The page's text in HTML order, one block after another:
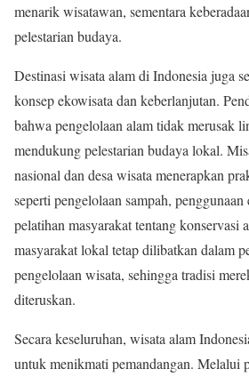
menarik wisatawan, sementara
pelestarian budaya.
Destinasi wisata alam di Indonesia juga
konsep ekowisata dan keberlanjutan.
bahwa pengelolaan alam tidak merusak
mendukung pelestarian budaya lokal.
nasional dan desa wisata menerapkan
seperti pengelolaan sampah,
pelatihan masyarakat tentang konservasi
masyarakat lokal tetap dilibatkan dalam
pengelolaan wisata, sehingga tradisi
diteruskan.
Secara keseluruhan, wisata alam
untuk menikmati pemandangan. Melalui